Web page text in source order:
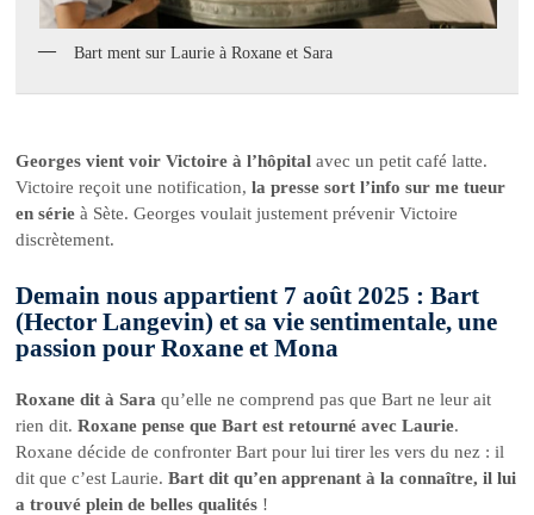
Bart ment sur Laurie à Roxane et Sara
Georges vient voir Victoire à l’hôpital avec un petit café latte.
Victoire reçoit une notification,la presse sort l’info sur me tueur
en série à Sète. Georges voulait justement prévenir Victoire
discrètement.
Demain nous appartient 7 août 2025 : Bart
(Hector Langevin) et sa vie sentimentale, une
passion pour Roxane et Mona
Roxane dit à Sara qu’elle ne comprend pas que Bart ne leur ait
rien dit.Roxane pense que Bart est retourné avec Laurie.
Roxane décide de confronter Bart pour lui tirer les vers du nez : il
dit que c’est Laurie.Bart dit qu’en apprenant à la connaître, il lui
a trouvé plein de belles qualités !